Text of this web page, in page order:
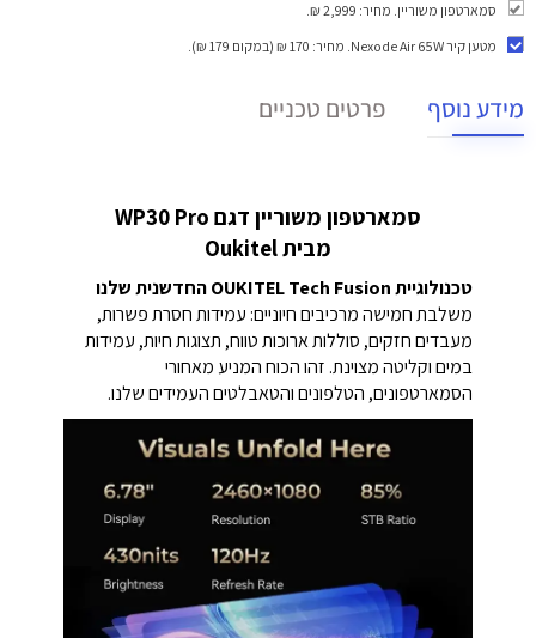
סמארטפון משוריין. מחיר: 2,999 ₪.
מטען קיר Nexode Air 65W
. מחיר: 170 ₪ (במקום 179 ₪).
מידע נוסף פרטים טכניים
סמארטפון משוריין דגם WP30 Pro
מבית Oukitel
טכנולוגיית OUKITEL Tech Fusion החדשנית שלנו
משלבת חמישה מרכיבים חיוניים: עמידות חסרת פשרות,
מעבדים חזקים, סוללות ארוכות טווח, תצוגות חיות, עמידות
במים וקליטה מצוינת. זהו הכוח המניע מאחורי
הסמארטפונים, הטלפונים והטאבלטים העמידים שלנו.